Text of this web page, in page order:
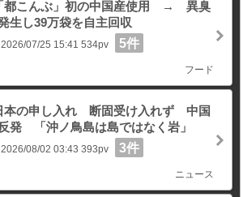
都こんぶ」初の中国産使用 → 異臭
生し39万袋を自主回収
2026/07/25 15:41 534pv 5件
フード
本の申し入れ 断固受け入れず 中国
発 「沖ノ鳥島は島ではなく岩」
2026/08/02 03:43 393pv 3件
ニュース